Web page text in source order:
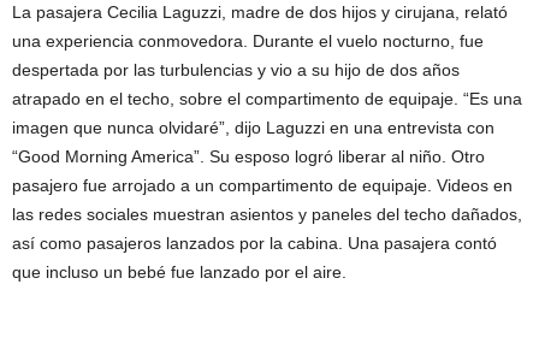
La pasajera Cecilia Laguzzi, madre de dos hijos y cirujana, relató
una experiencia conmovedora. Durante el vuelo nocturno, fue
despertada por las turbulencias y vio a su hijo de dos años
atrapado en el techo, sobre el compartimento de equipaje. “Es una
imagen que nunca olvidaré”, dijo Laguzzi en una entrevista con
“Good Morning America”. Su esposo logró liberar al niño. Otro
pasajero fue arrojado a un compartimento de equipaje. Videos en
las redes sociales muestran asientos y paneles del techo dañados,
así como pasajeros lanzados por la cabina. Una pasajera contó
que incluso un bebé fue lanzado por el aire.